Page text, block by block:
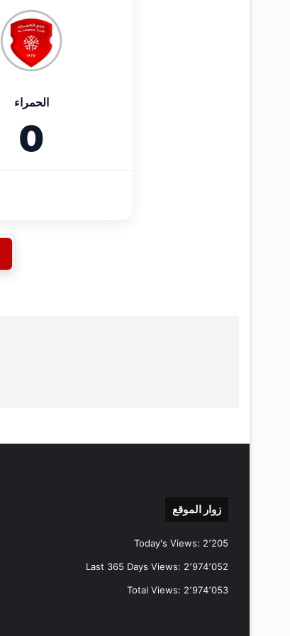
الحمراء
0
زوار الموقع
Today's Views: 2٬205
Last 365 Days Views: 2٬974٬052
Total Views: 2٬974٬053